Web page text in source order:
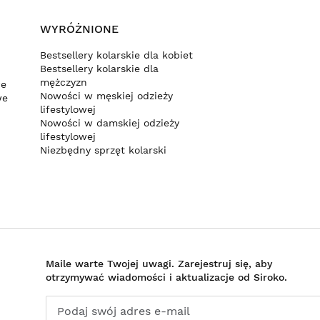
WYRÓŻNIONE
Bestsellery kolarskie dla kobiet
Bestsellery kolarskie dla
mężczyzn
Nowości w męskiej odzieży
lifestylowej
Nowości w damskiej odzieży
lifestylowej
Niezbędny sprzęt kolarski
Maile warte Twojej uwagi. Zarejestruj się, aby
otrzymywać wiadomości i aktualizacje od Siroko.
Podaj swój adres e-mail